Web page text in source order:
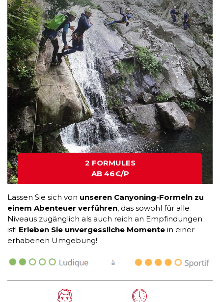
2 FORMULES
AB 46€/P
Lassen Sie sich von unseren Canyoning-Formeln zu
einem Abenteuer verführen, das sowohl für alle
Niveaus zugänglich als auch reich an Empfindungen
ist! Erleben Sie unvergessliche Momente in einer
erhabenen Umgebung!